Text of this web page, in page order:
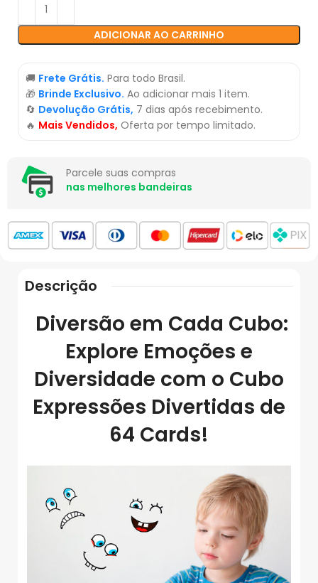
ADICIONAR AO CARRINHO
🚚 Frete Grátis. Para todo Brasil.
🎁 Brinde Exclusivo. Ao adicionar mais 1 item.
🔄 Devolução Grátis, 7 dias após recebimento.
🔥 Mais Vendidos, Oferta por tempo limitado.
Parcele suas compras
nas melhores bandeiras
Descrição
Diversão em Cada Cubo:
Explore Emoções e
Diversidade com o Cubo
Expressões Divertidas de
64 Cards!